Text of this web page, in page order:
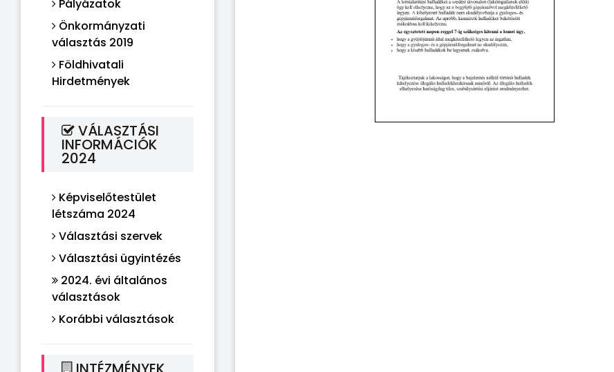
Pályázatok
Önkormányzati
választás 2019
Földhivatali
Hirdetmények
VÁLASZTÁSI
INFORMÁCIÓK
2024
Képviselőtestület
létszáma 2024
Választási szervek
Választási ügyintézés
2024. évi általános
választások
Korábbi választások